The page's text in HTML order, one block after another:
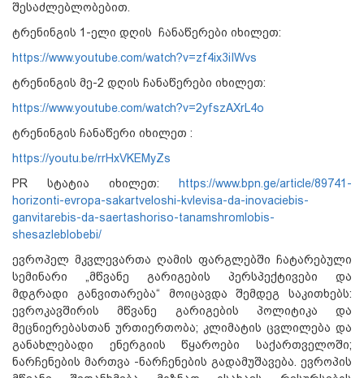
შესაძლებლობებით.
ტრენინგის 1-ელი დღის ჩანაწერები იხილეთ:
https://www.youtube.com/watch?v=zf4ix3iIWvs
ტრენინგის მე-2 დღის ჩანაწერები იხილეთ:
https://www.youtube.com/watch?v=2yfszAXrL4o
ტრენინგის ჩანაწერი იხილეთ :
https://youtu.be/rrHxVKEMyZs
PR სტატია იხილეთ:
https://www.bpn.ge/article/89741-
horizonti-evropa-sakartveloshi-kvlevisa-da-inovaciebis-
ganvitarebis-da-saertashoriso-tanamshromlobis-
shesazleblobebi/
ევროპელ მკვლევართა ღამის ფარგლებში ჩატარებული
სემინარი „მწვანე გარიგების პერსპექტივები და
მდგრადი განვითარება“ მოიცავდა შემდეგ საკითხებს:
ევროკავშირის მწვანე გარიგების პოლიტიკა და
მეცნიერებასთან ურთიერთობა; კლიმატის ცვლილება და
განახლებადი ენერგიის წყაროები საქართველოში;
ნარჩენების მართვა -ნარჩენების გადამუშავება. ევროპის